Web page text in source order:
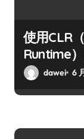
使用CLR
Runtime
dawei 6